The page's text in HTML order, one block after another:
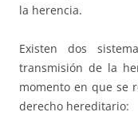
la herencia.
Existen dos
transmisión de la
momento en que se
derecho hereditario: